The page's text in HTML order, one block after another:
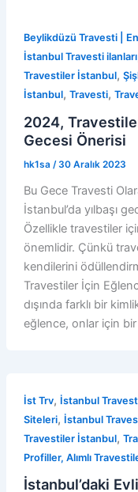
Beylikdüzü Travesti |
İstanbul Travesti ilanları
Travestiler İstanbul,
İstanbul, Travesti,
2024,
Gecesi Önerisi
hk1sa /30 Aralık 2023
Bu Gece Travesti
İstanbul’da yılbaşı
Özellikle travestiler
önemlidir. Çünkü
kendilerini
Travestiler İçin
dışında farklı bir
eğlence, onlar için
İst Trv, İstanbul
Siteleri, İstanbul
Travestiler İstanbul,
Profiller, Alımlı
İstanbul’daki